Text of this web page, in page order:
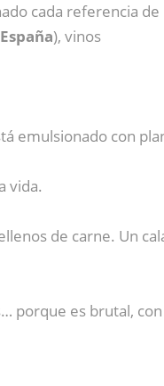
cada referencia de
), vinos
emulsionado con
vida.
de carne. Un
porque es brutal,